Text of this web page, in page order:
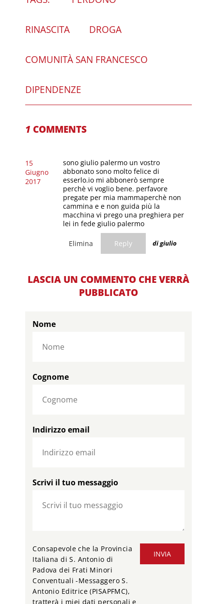
RINASCITA DROGA
COMUNITÀ SAN FRANCESCO
DIPENDENZE
1 COMMENTS
15
Giugno
2017
sono giulio palermo un vostro
abbonato sono molto felice di
esserlo.io mi abbonerò sempre
perchè vi voglio bene. perfavore
pregate per mia mammaperchè non
cammina e e non guida più la
macchina vi prego una preghiera per
lei in fede giulio palermo
Elimina Reply di giulio
LASCIA UN COMMENTO CHE VERRÀ
PUBBLICATO
Nome
Cognome
Indirizzo email
Scrivi il tuo messaggio
INVIA
Consapevole che la Provincia
Italiana di S. Antonio di
Padova dei Frati Minori
Conventuali -Messaggero S.
Antonio Editrice (PISAPFMC),
tratterà i miei dati personali e